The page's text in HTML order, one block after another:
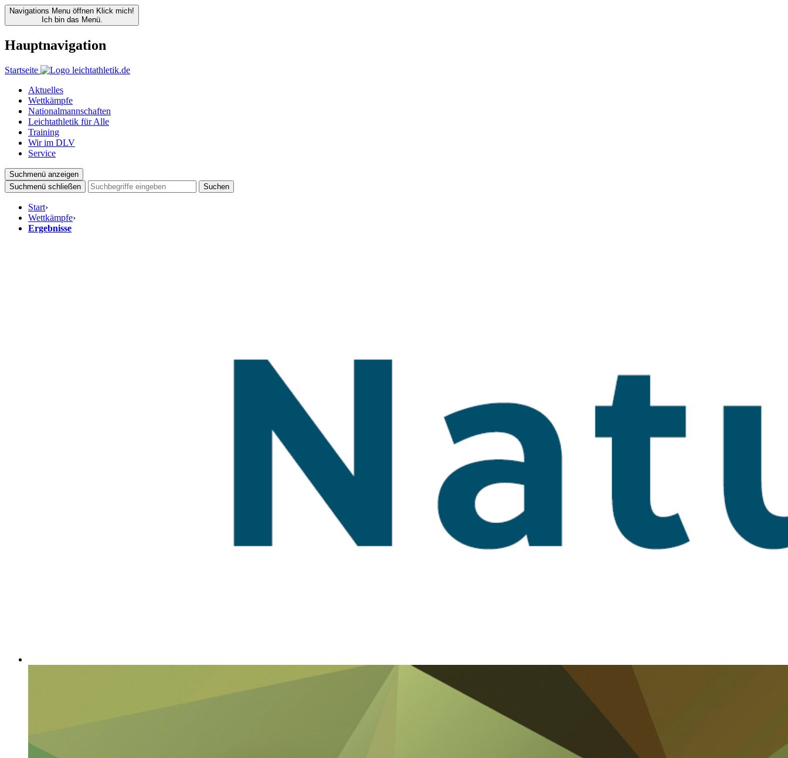
Navigations Menu öffnen Klick mich!
Ich bin das Menü.
Hauptnavigation
Startseite
Aktuelles
Wettkämpfe
Nationalmannschaften
Leichtathletik für Alle
Training
Wir im DLV
Service
Suchmenü anzeigen
Suchmenü schließen
Suchen
Start›
Wettkämpfe›
Ergebnisse